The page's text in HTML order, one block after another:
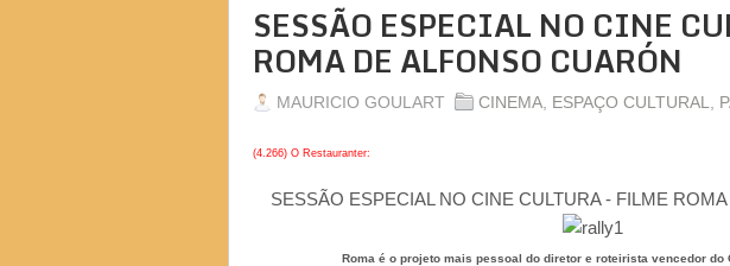
SESSÃO ESPECIAL NO CINE
ROMA DE ALFONSO CUARÓN
MAURICIO GOULART CINEMA ESPAÇO CULTURAL
(4.266) O Restauranter:
SESSÃO ESPECIAL NO CINE CULTURA - FILME
Roma é o projeto mais pessoal do diretor e roteirista vencedor do